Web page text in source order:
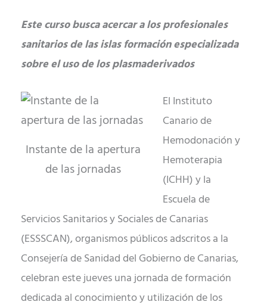
Este curso busca acercar a los profesionales
sanitarios de las islas formación especializada
sobre el uso de los plasmaderivados
Instante de la apertura
de las jornadas
El Instituto
Canario de
Hemodonación y
Hemoterapia
(ICHH) y la
Escuela de
Servicios Sanitarios y Sociales de Canarias
(ESSSCAN), organismos públicos adscritos a la
Consejería de Sanidad del Gobierno de Canarias,
celebran este jueves una jornada de formación
dedicada al conocimiento y utilización de los